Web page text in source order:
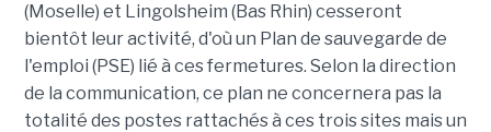
(Moselle) et Lingolsheim (Bas Rhin) cesseront
bientôt leur activité, d'où un Plan de sauvegarde de
l'emploi (PSE) lié à ces fermetures. Selon la direction
de la communication, ce plan ne concernera pas la
totalité des postes rattachés à ces trois sites mais un